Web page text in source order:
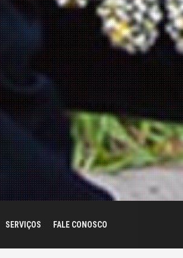
SERVIÇOS FALE CONOSCO